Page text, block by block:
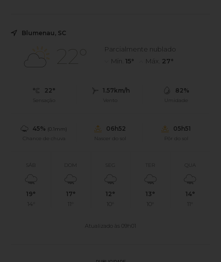
Blumenau, SC
22°
Parcialmente nublado
Mín. 15° Máx. 27°
22°
Sensação
1.57km/h
Vento
82%
Umidade
45% (0.1mm)
Chance de chuva
06h52
Nascer do sol
05h51
Pôr do sol
SÁB
19°
14°
DOM
17°
11°
SEG
12°
10°
TER
13°
10°
QUA
14°
11°
Atualizado às 09h01